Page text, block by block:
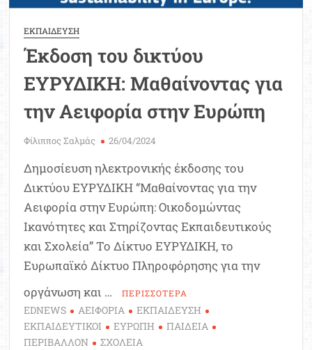
ΕΚΠΑΙΔΕΥΣΗ
Έκδοση του δικτύου
ΕΥΡΥΔΙΚΗ: Μαθαίνοντας για
την Αειφορία στην Ευρώπη
Φίλιππος Σαλμάς 26/04/2024
Δημοσίευση ηλεκτρονικής έκδοσης του
Δικτύου ΕΥΡΥΔΙΚΗ “Μαθαίνοντας για την
Αειφορία στην Ευρώπη: Οικοδομώντας
Ικανότητες και Στηρίζοντας Εκπαιδευτικούς
και Σχολεία” Το Δίκτυο ΕΥΡΥΔΙΚΗ, το
Ευρωπαϊκό Δίκτυο Πληροφόρησης για την
οργάνωση και …
ΠΕΡΙΣΣΟΤΕΡΑ
EDNEWS ΑΕΙΦΟΡΙΑ
ΕΚΠΑΙΔΕΥΣΗ
ΕΚΠΑΙΔΕΥΤΙΚΟΙ
ΕΥΡΩΠΗ
ΠΑΙΔΕΙΑ
ΠΕΡΙΒΑΛΛΟΝ
ΣΧΟΛΕΙΑ